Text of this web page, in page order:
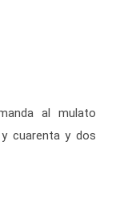
al mulato
cuarenta y dos